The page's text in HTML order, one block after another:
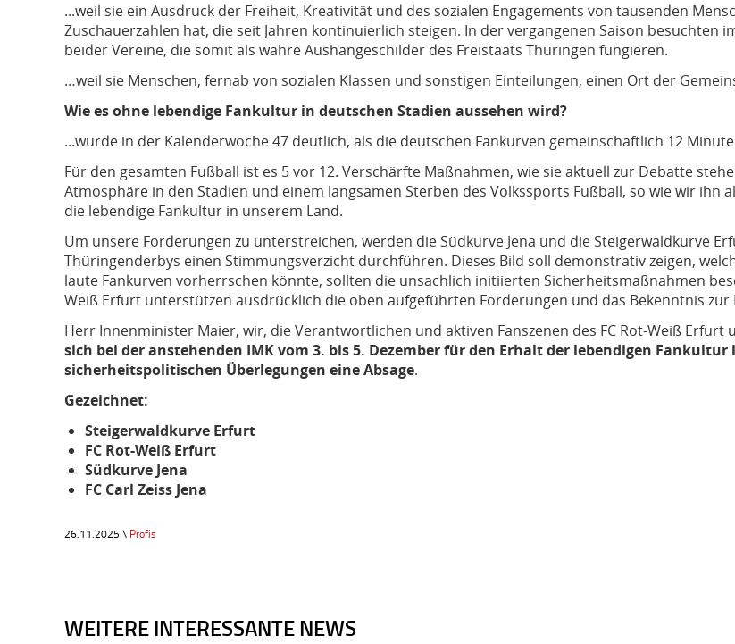
...weil sie ein Ausdruck der Freiheit, Kreativität und des sozialen Engagements von tausenden
Zuschauerzahlen hat, die seit Jahren kontinuierlich steigen. In der vergangenen Saison besuchten
beider Vereine, die somit als wahre Aushängeschilder des Freistaats Thüringen fungieren.
…weil sie Menschen, fernab von sozialen Klassen und sonstigen Einteilungen, einen Ort der
Wie es ohne lebendige Fankultur in deutschen Stadien aussehen wird?
...wurde in der Kalenderwoche 47 deutlich, als die deutschen Fankurven gemeinschaftlich 12
Für den gesamten Fußball ist es 5 vor 12. Verschärfte Maßnahmen, wie sie aktuell zur Debatte
Atmosphäre in den Stadien und einem langsamen Sterben des Volkssports Fußball, so wie wir ihn
die lebendige Fankultur in unserem Land.
Um unsere Forderungen zu unterstreichen, werden die Südkurve Jena und die Steigerwaldkurve
Thüringenderbys einen Stimmungsverzicht durchführen. Dieses Bild soll demonstrativ zeigen,
laute Fankurven vorherrschen könnte, sollten die unsachlich initiierten Sicherheitsmaßnahmen
Weiß Erfurt unterstützen ausdrücklich die oben aufgeführten Forderungen und das Bekenntnis zur
Herr Innenminister Maier, wir, die Verantwortlichen und aktiven Fanszenen des FC Rot-Weiß Erfurt
sich bei der anstehenden IMK vom 3. bis 5. Dezember für den Erhalt der lebendigen
sicherheitspolitischen Überlegungen eine Absage.
Gezeichnet:
Steigerwaldkurve Erfurt
FC Rot-Weiß Erfurt
Südkurve Jena
FC Carl Zeiss Jena
26.11.2025 \ Profis
WEITERE INTERESSANTE NEWS